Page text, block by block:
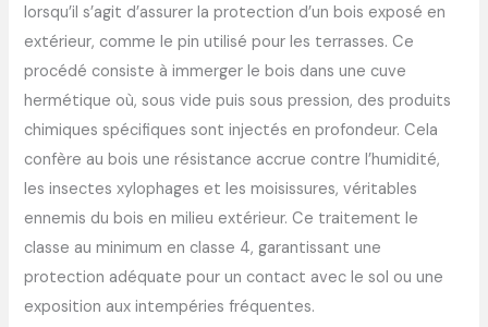
lorsqu’il s’agit d’assurer la protection d’un bois exposé en
extérieur, comme le pin utilisé pour les terrasses. Ce
procédé consiste à immerger le bois dans une cuve
hermétique où, sous vide puis sous pression, des produits
chimiques spécifiques sont injectés en profondeur. Cela
confère au bois une résistance accrue contre l’humidité,
les insectes xylophages et les moisissures, véritables
ennemis du bois en milieu extérieur. Ce traitement le
classe au minimum en classe 4, garantissant une
protection adéquate pour un contact avec le sol ou une
exposition aux intempéries fréquentes.